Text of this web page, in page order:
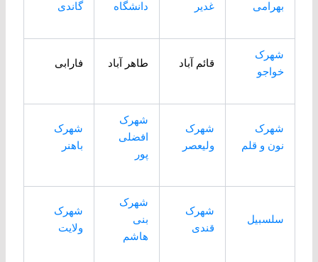
بهرامی
غدیر
دانشگاه
گاندی
شهرک
خواجو
قائم آباد طاهر آباد فارابی
شهرک
نون و قلم
شهرک
ولیعصر
شهرک
افضلی
پور
شهرک
باهنر
سلسبیل
شهرک
قندی
شهرک
بنی
هاشم
شهرک
ولایت